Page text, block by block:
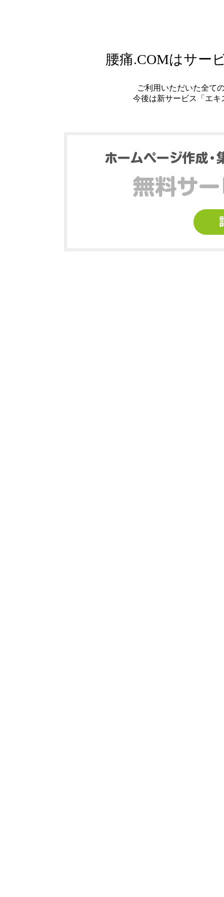
腰痛.COMはサー
ご利用いただいた全て
今後は新サービス「エ